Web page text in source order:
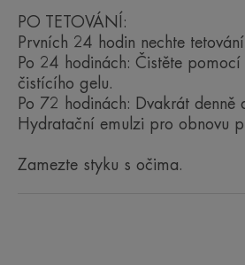
*Přispívá k obnově pokožky.
PO TETOVÁNÍ:
Prvních 24 hodin nechte
Po 24 hodinách: Čistěte
čistícího gelu.
Po 72 hodinách: Dvakrát denně
Hydratační emulzi pro obnovu
Zamezte styku s očima.